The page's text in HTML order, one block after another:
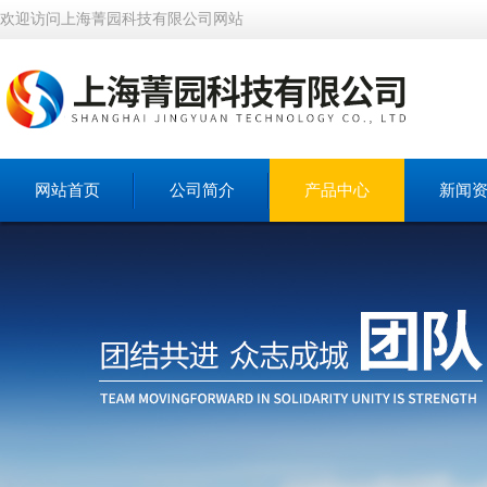
欢迎访问上海菁园科技有限公司网站
网站首页 公司简介 产品中心 新闻